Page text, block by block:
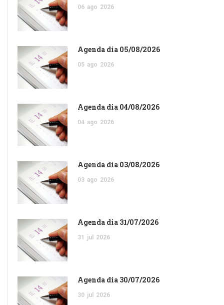
06 ago 2026
Agenda dia 05/08/2026
05 ago 2026
Agenda dia 04/08/2026
04 ago 2026
Agenda dia 03/08/2026
03 ago 2026
Agenda dia 31/07/2026
31 jul 2026
Agenda dia 30/07/2026
30 jul 2026